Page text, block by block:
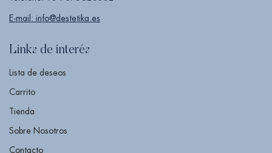
E-mail: info@destetika.es
Links de interés
Lista de deseos
Carrito
Tienda
Sobre Nosotros
Contacto